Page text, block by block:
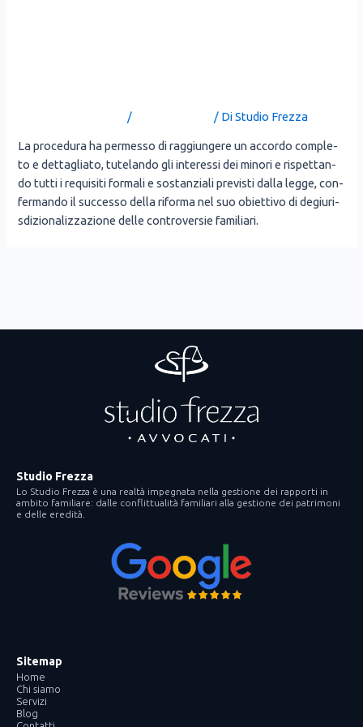
/ / DiStudio Frezza
La pro­ce­du­ra ha per­mes­so di rag­giun­ge­re un accor­do com­ple­
to e det­ta­glia­to, tute­lan­do gli inte­res­si dei mino­ri e rispet­tan­
do tut­ti i requi­si­ti for­ma­li e sostan­zia­li pre­vi­sti dal­la leg­ge, con­
fer­man­do il suc­ces­so del­la rifor­ma nel suo obiet­ti­vo di degiu­ri­
sdi­zio­na­liz­za­zio­ne del­le con­tro­ver­sie fami­lia­ri.
Studio Frezza
Lo Studio Frezza è una realtà impegnata nella gestione dei rapporti in
ambito familiare: dalle conflittualità familiari alla gestione dei patrimoni
e delle eredità.
Sitemap
Home
Chi siamo
Servizi
Blog